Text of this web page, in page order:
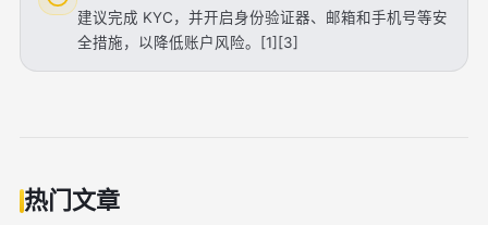
建议完成 KYC，并开启身份验证器、邮箱和手机号等安
全措施，以降低账户风险。[1][3]
热门文章